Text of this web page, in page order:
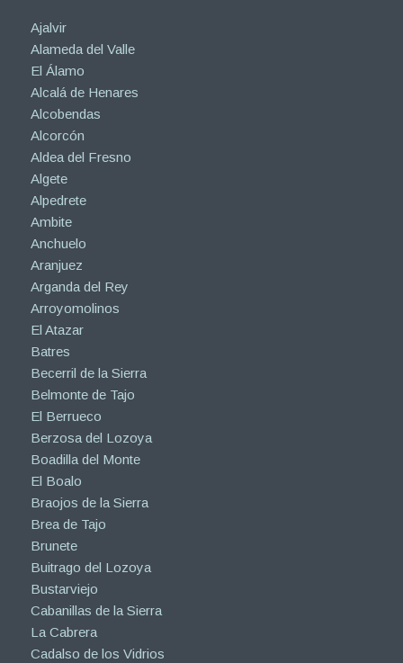
Ajalvir
Alameda del Valle
El Álamo
Alcalá de Henares
Alcobendas
Alcorcón
Aldea del Fresno
Algete
Alpedrete
Ambite
Anchuelo
Aranjuez
Arganda del Rey
Arroyomolinos
El Atazar
Batres
Becerril de la Sierra
Belmonte de Tajo
El Berrueco
Berzosa del Lozoya
Boadilla del Monte
El Boalo
Braojos de la Sierra
Brea de Tajo
Brunete
Buitrago del Lozoya
Bustarviejo
Cabanillas de la Sierra
La Cabrera
Cadalso de los Vidrios